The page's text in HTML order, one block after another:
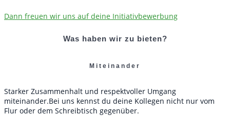
Dann freuen wir uns auf deine Initiativbewerbung
Was haben wir zu bieten?
Miteinander
Starker Zusammenhalt und respektvoller Umgang
miteinander.Bei uns kennst du deine Kollegen nicht nur vom
Flur oder dem Schreibtisch gegenüber.